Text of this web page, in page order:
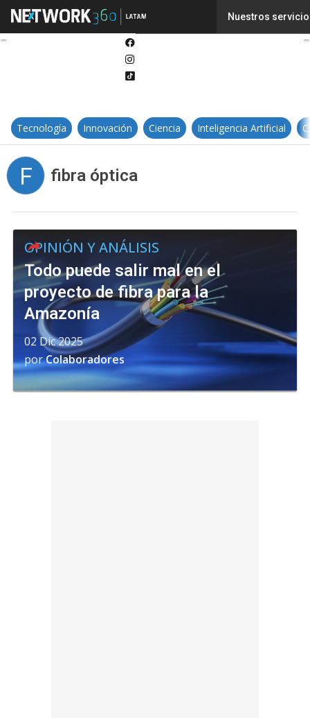
Nuestros
Tecnología Innovación Ciencia Inteligencia Artificial
F fibra óptica
OPINIÓN Y ANÁLISIS
Todo puede salir mal en el
proyecto de fibra para la
Amazonía
02 Dic 2025
porColaboradores